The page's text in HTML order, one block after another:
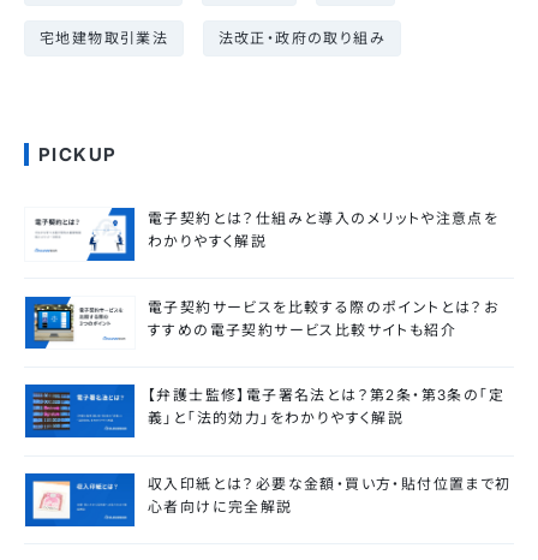
宅地建物取引業法 法改正・政府の取り組み
PICKUP
電子契約とは？仕組みと導入のメリットや注意点を
わかりやすく解説
電子契約サービスを比較する際のポイントとは？お
すすめの電子契約サービス比較サイトも紹介
【弁護士監修】電子署名法とは？第2条・第3条の「定
義」と「法的効力」をわかりやすく解説
収入印紙とは？必要な金額・買い方・貼付位置まで初
心者向けに完全解説